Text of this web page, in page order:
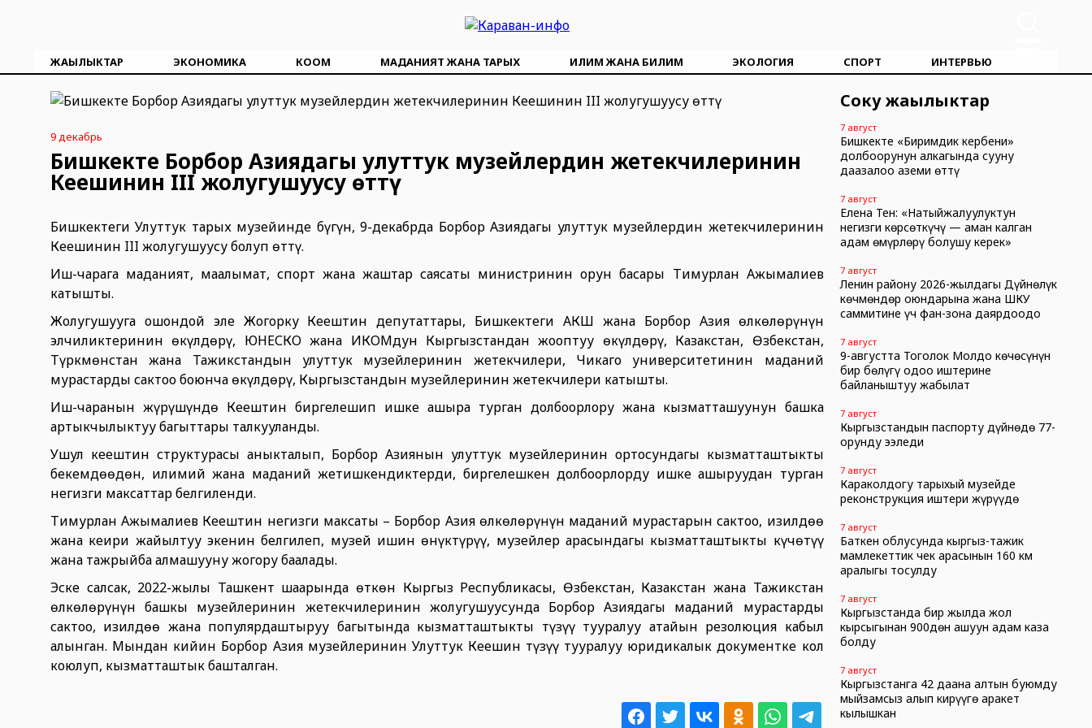
ЖАҢЫЛЫКТАР ЭКОНОМИКА КООМ МАДАНИЯТ ЖАНА ТАРЫХ ИЛИМ ЖАНА БИЛИМ ЭКОЛОГИЯ СПОРТ ИНТЕРВЬЮ
9 декабрь
Бишкекте Борбор Азиядагы улуттук музейлердин жетекчилеринин
Кеңешинин III жолугушуусу өттү
Бишкектеги Улуттук тарых музейинде бүгүн, 9-декабрда Борбор Азиядагы улуттук музейлердин жетекчилеринин
Кеңешинин III жолугушуусу болуп өттү.
Иш-чарага маданият, маалымат, спорт жана жаштар саясаты министринин орун басары Тимурлан Ажымалиев
катышты.
Жолугушууга ошондой эле Жогорку Кеңештин депутаттары, Бишкектеги АКШ жана Борбор Азия өлкөлөрүнүн
элчиликтеринин өкүлдөрү, ЮНЕСКО жана ИКОМдун Кыргызстандан жооптуу өкүлдөрү, Казакстан, Өзбекстан,
Түркмөнстан жана Тажикстандын улуттук музейлеринин жетекчилери, Чикаго университетинин маданий
мурастарды сактоо боюнча өкүлдөрү, Кыргызстандын музейлеринин жетекчилери катышты.
Иш-чаранын жүрүшүндө Кеңештин биргелешип ишке ашыра турган долбоорлору жана кызматташуунун башка
артыкчылыктуу багыттары талкууланды.
Ушул кеңештин структурасы аныкталып, Борбор Азиянын улуттук музейлеринин ортосундагы кызматташтыкты
бекемдөөдөн, илимий жана маданий жетишкендиктерди, биргелешкен долбоорлорду ишке ашыруудан турган
негизги максаттар белгиленди.
Тимурлан Ажымалиев Кеңештин негизги максаты – Борбор Азия өлкөлөрүнүн маданий мурастарын сактоо, изилдөө
жана кеңири жайылтуу экенин белгилеп, музей ишин өнүктүрүү, музейлер арасындагы кызматташтыкты күчөтүү
жана тажрыйба алмашууну жогору баалады.
Эске салсак, 2022-жылы Ташкент шаарында өткөн Кыргыз Республикасы, Өзбекстан, Казакстан жана Тажикстан
өлкөлөрүнүн башкы музейлеринин жетекчилеринин жолугушуусунда Борбор Азиядагы маданий мурастарды
сактоо, изилдөө жана популярдаштыруу багытында кызматташтыкты түзүү тууралуу атайын резолюция кабыл
алынган. Мындан кийин Борбор Азия музейлеринин Улуттук Кеңешин түзүү тууралуу юридикалык документке кол
коюлуп, кызматташтык башталган.
Соңку жаңылыктар
7 август
Бишкекте «Биримдик кербени»
долбоорунун алкагында сууну
даңазалоо аземи өттү
7 август
Елена Тен: «Натыйжалуулуктун
негизги көрсөткүчү — аман калган
адам өмүрлөрү болушу керек»
7 август
Ленин району 2026-жылдагы Дүйнөлүк
көчмөндөр оюндарына жана ШКУ
саммитине үч фан-зона даярдоодо
7 август
9-августта Тоголок Молдо көчөсүнүн
бир бөлүгү оңдоо иштерине
байланыштуу жабылат
7 август
Кыргызстандын паспорту дүйнөдө 77-
орунду ээледи
7 август
Караколдогу тарыхый музейде
реконструкция иштери жүрүүдө
7 август
Баткен облусунда кыргыз-тажик
мамлекеттик чек арасынын 160 км
аралыгы тосулду
7 август
Кыргызстанда бир жылда жол
кырсыгынан 900дөн ашуун адам каза
болду
7 август
Кыргызстанга 42 даана алтын буюмду
мыйзамсыз алып кирүүгө аракет
кылышкан